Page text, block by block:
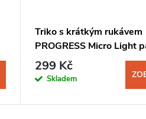
Triko s krátkým rukávem
PROGRESS Micro Light
černá
299 Kč
Skladem